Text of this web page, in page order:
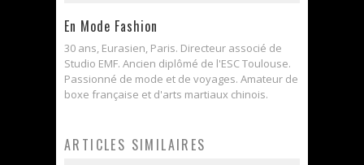
En Mode Fashion
30 ans, Eurasien, Paris. Directeur associé de
Studio EMF. Ancien diplômé de l'ESC Toulouse.
Passionné de mode et de voyages. Amateur de
boxe française et d'arts martiaux chinois.
ARTICLES SIMILAIRES